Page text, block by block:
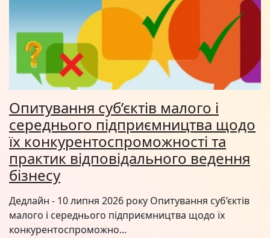
Опитування суб’єктів малого і
середнього підприємництва щодо
їх конкурентоспроможності та
практик відповідального ведення
бізнесу
Дедлайн - 10 липня 2026 року Опитування суб’єктів
малого і середнього підприємництва щодо їх
конкурентоспроможно...